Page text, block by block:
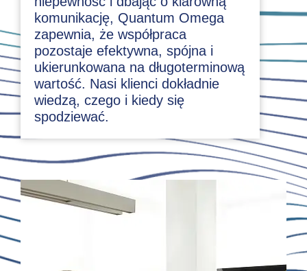
komunikację, Quantum Omega
zapewnia, że współpraca
pozostaje efektywna, spójna i
ukierunkowana na długoterminową
wartość. Nasi klienci dokładnie
wiedzą, czego i kiedy się
spodziewać.